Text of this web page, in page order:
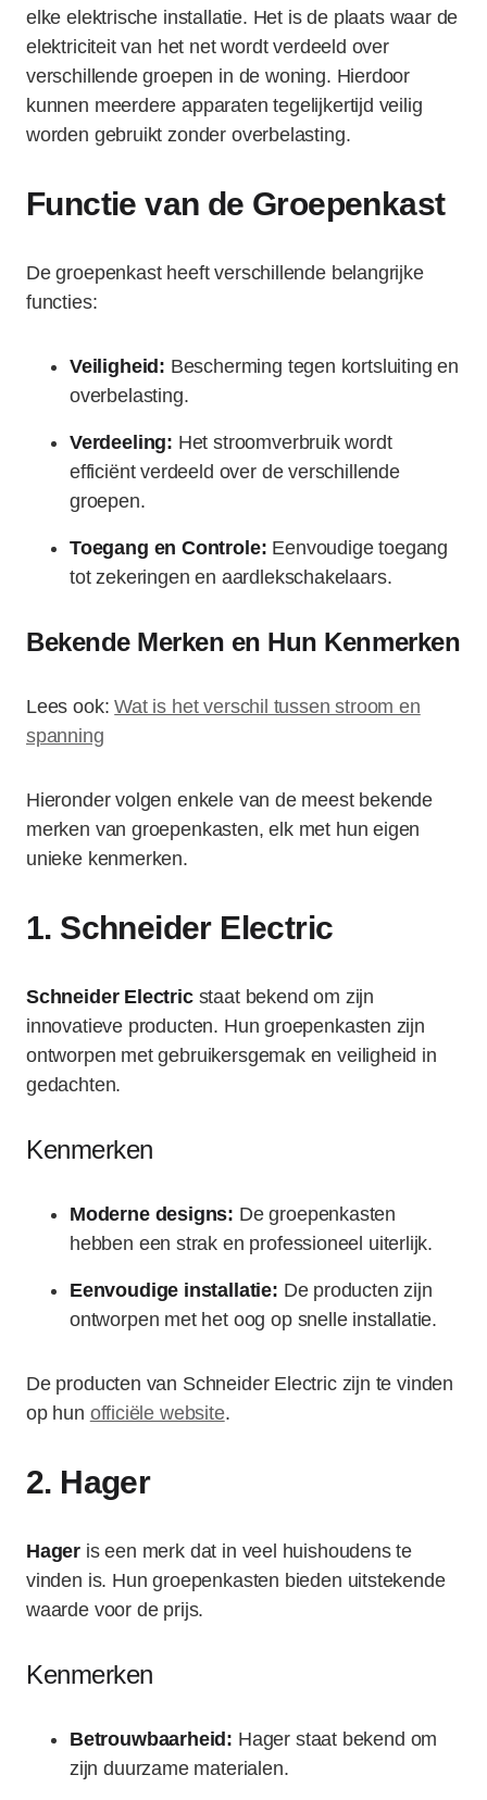
elke elektrische installatie. Het is de plaats waar de
elektriciteit van het net wordt verdeeld over
verschillende groepen in de woning. Hierdoor
kunnen meerdere apparaten tegelijkertijd veilig
worden gebruikt zonder overbelasting.
Functie van de Groepenkast
De groepenkast heeft verschillende belangrijke
functies:
Veiligheid: Bescherming tegen kortsluiting en
overbelasting.
Verdeeling: Het stroomverbruik wordt
efficiënt verdeeld over de verschillende
groepen.
Toegang en Controle: Eenvoudige toegang
tot zekeringen en aardlekschakelaars.
Bekende Merken en Hun Kenmerken
Lees ook:Wat is het verschil tussen stroom en
spanning
Hieronder volgen enkele van de meest bekende
merken van groepenkasten, elk met hun eigen
unieke kenmerken.
1. Schneider Electric
Schneider Electricstaat bekend om zijn
innovatieve producten. Hun groepenkasten zijn
ontworpen met gebruikersgemak en veiligheid in
gedachten.
Kenmerken
Moderne designs: De groepenkasten
hebben een strak en professioneel uiterlijk.
Eenvoudige installatie: De producten zijn
ontworpen met het oog op snelle installatie.
De producten van Schneider Electric zijn te vinden
op hun officiële website.
2. Hager
Hager is een merk dat in veel huishoudens te
vinden is. Hun groepenkasten bieden uitstekende
waarde voor de prijs.
Kenmerken
Betrouwbaarheid: Hager staat bekend om
zijn duurzame materialen.